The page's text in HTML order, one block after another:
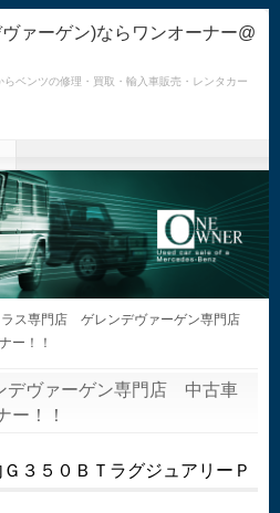
ァーゲン)ならワンオーナー@
ベンツの修理・買取・輸入車販売・レンタカー
ラス専門店 ゲレンデヴァーゲン専門店
ー！！
ヴァーゲン専門店 中古車
ー！！
３５０ＢＴラグジュアリーＰ